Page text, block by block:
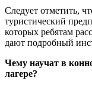
Следует отметить,
туристический
которых ребятам
дают подробный
Чему научат в
лагере?